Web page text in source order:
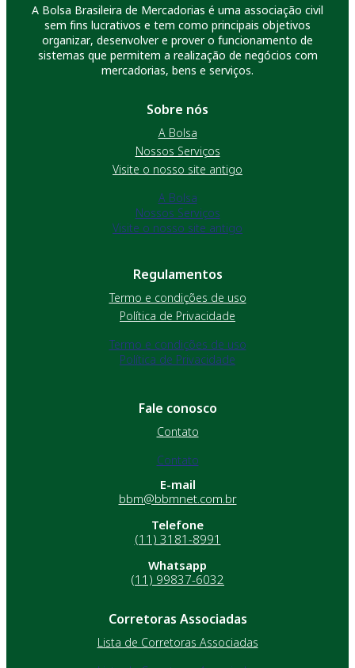
A Bolsa Brasileira de Mercadorias é uma associação civil
sem fins lucrativos e tem como principais objetivos
organizar, desenvolver e prover o funcionamento de
sistemas que permitem a realização de negócios com
mercadorias, bens e serviços.
Sobre nós
A Bolsa
Nossos Serviços
Visite o nosso site antigo
A Bolsa
Nossos Serviços
Visite o nosso site antigo
Regulamentos
Termo e condições de uso
Política de Privacidade
Termo e condições de uso
Política de Privacidade
Fale conosco
Contato
Contato
E-mail
bbm@bbmnet.com.br
Telefone
(11) 3181-8991
Whatsapp
(11) 99837-6032
Corretoras Associadas
Lista de Corretoras Associadas